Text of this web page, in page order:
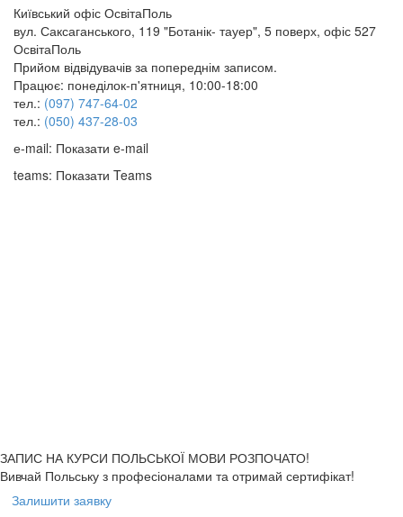
Київський офіс ОсвітаПоль
вул. Саксаганського, 119 "Ботанік- тауер", 5 поверх, офіс 527
ОсвітаПоль
Прийом відвідувачів за попереднім записом.
Працює: понеділок-п'ятниця, 10:00-18:00
тел.: (097) 747-64-02
тел.: (050) 437-28-03
е-mail: Показати e-mail
teams: Показати Teams
ЗАПИС НА КУРСИ ПОЛЬСЬКОЇ МОВИ РОЗПОЧАТО!
Вивчай Польську з професіоналами та отримай сертифікат!
Залишити заявку